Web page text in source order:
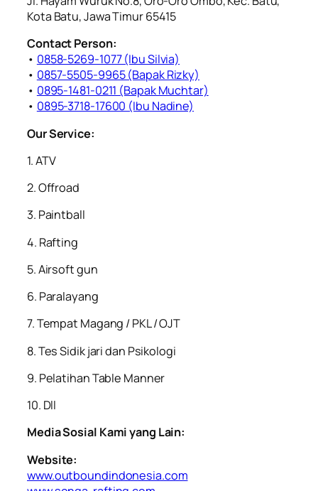
Kota Batu, Jawa Timur 65415
Contact Person:
• 0858-5269-1077 (Ibu Silvia)
• 0857-5505-9965 (Bapak Rizky)
• ⁠0895-1481-0211 (Bapak Muchtar)
• 0895-3718-17600 (Ibu Nadine)
Our Service:
1. ATV
2. ⁠Offroad
3. ⁠Paintball
4. ⁠Rafting
5. ⁠Airsoft gun
6. ⁠Paralayang
7. ⁠Tempat Magang / PKL / OJT
8. ⁠Tes Sidik jari dan Psikologi
9. ⁠Pelatihan Table Manner
10. ⁠Dll
Media Sosial Kami yang Lain:
Website:
www.outboundindonesia.com